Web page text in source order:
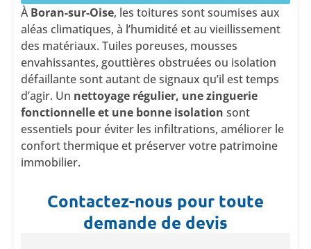
ÀBoran-sur-Oise, les toitures sont soumises aux
aléas climatiques, à l’humidité et au vieillissement
des matériaux. Tuiles poreuses, mousses
envahissantes, gouttières obstruées ou isolation
défaillante sont autant de signaux qu’il est temps
d’agir. Un nettoyage régulier, une zinguerie
fonctionnelle et une bonne isolation sont
essentiels pour éviter les infiltrations, améliorer le
confort thermique et préserver votre patrimoine
immobilier.
Contactez-nous pour toute
demande de devis